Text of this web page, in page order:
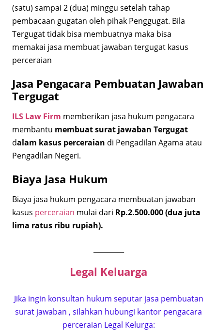
(satu) sampai 2 (dua) minggu setelah tahap
pembacaan gugatan oleh pihak Penggugat. Bila
Tergugat tidak bisa membuatnya maka bisa
memakai jasa membuat jawaban tergugat kasus
perceraian
Jasa Pengacara Pembuatan Jawaban
Tergugat
ILS Law Firm memberikan jasa hukum pengacara
membantu membuat surat jawaban Tergugat
dalam kasus perceraian di Pengadilan Agama atau
Pengadilan Negeri.
Biaya Jasa Hukum
Biaya jasa hukum pengacara membuatan jawaban
kasus perceraian mulai dari Rp.2.500.000 (dua juta
lima ratus ribu rupiah).
Legal Keluarga
Jika ingin konsultan hukum seputar jasa pembuatan
surat jawaban , silahkan hubungi kantor pengacara
perceraian Legal Kelurga: